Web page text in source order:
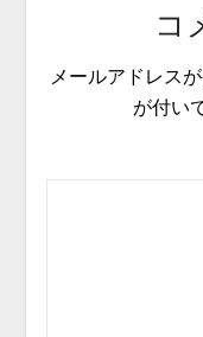
コ
メールアドレス
が付い